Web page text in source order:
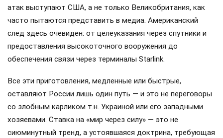
атак выступают США, а не только Великобритания, как
часто пытаются представить в медиа. Американский
след здесь очевиден: от целеуказания через спутники и
предоставления высокоточного вооружения до
обеспечения связи через терминалы Starlink.
Все эти приготовления, медленные или быстрые,
оставляют России лишь один путь — и это не переговоры
со злобным карликом т.н. Украиной или его западными
хозяевами. Ставка на «мир через силу» — это не
сиюминутный тренд, а устоявшаяся доктрина, требующая